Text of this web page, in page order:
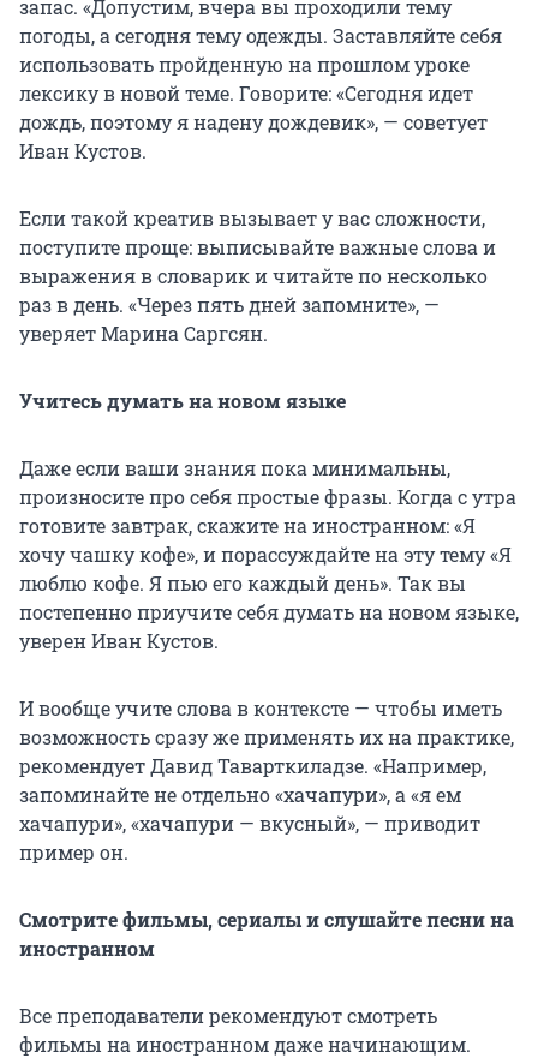
запас. «Допустим, вчера вы проходили тему
погоды, а сегодня тему одежды. Заставляйте себя
использовать пройденную на прошлом уроке
лексику в новой теме. Говорите: «Сегодня идет
дождь, поэтому я надену дождевик», — советует
Иван Кустов.
Если такой креатив вызывает у вас сложности,
поступите проще: выписывайте важные слова и
выражения в словарик и читайте по несколько
раз в день. «Через пять дней запомните», —
уверяет Марина Саргсян.
Учитесь думать на новом языке
Даже если ваши знания пока минимальны,
произносите про себя простые фразы. Когда с утра
готовите завтрак, скажите на иностранном: «Я
хочу чашку кофе», и порассуждайте на эту тему «Я
люблю кофе. Я пью его каждый день». Так вы
постепенно приучите себя думать на новом языке,
уверен Иван Кустов.
И вообще учите слова в контексте — чтобы иметь
возможность сразу же применять их на практике,
рекомендует Давид Таварткиладзе. «Например,
запоминайте не отдельно «хачапури», а «я ем
хачапури», «хачапури — вкусный», — приводит
пример он.
Смотрите фильмы, сериалы и слушайте песни на
иностранном
Все преподаватели рекомендуют смотреть
фильмы на иностранном даже начинающим.